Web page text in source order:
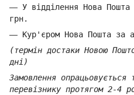
— У відділення Нова Пошта
грн.
— Кур'єром Нова Пошта за
(термін достаки Новою
дні)
Замовлення опрацьовується
перевізнику протягом 2-4